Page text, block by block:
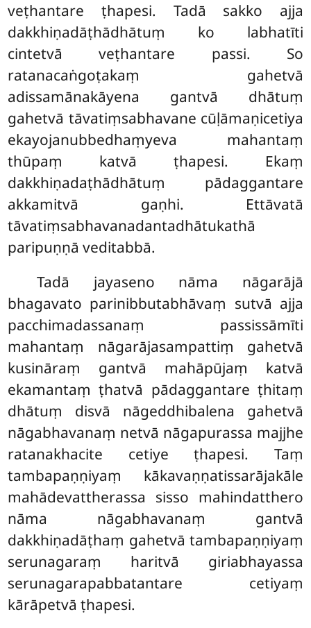
veṭhantare ṭhapesi. Tadā sakko ajja
dakkhiṇadāṭhādhātuṃ ko labhatīti
cintetvā veṭhantare passi. So
ratanacaṅgoṭakaṃ gahetvā
adissamānakāyena gantvā dhātuṃ
gahetvā tāvatiṃsabhavane cūḷāmaṇicetiya
ekayojanubbedhaṃyeva mahantaṃ
thūpaṃ katvā ṭhapesi. Ekaṃ
dakkhiṇadaṭhādhātuṃ pādaggantare
akkamitvā gaṇhi. Ettāvatā
tāvatiṃsabhavanadantadhātukathā
paripuṇṇā veditabbā.
Tadā jayaseno nāma nāgarājā
bhagavato parinibbutabhāvaṃ sutvā ajja
pacchimadassanaṃ passissāmīti
mahantaṃ nāgarājasampattiṃ gahetvā
kusināraṃ gantvā mahāpūjaṃ katvā
ekamantaṃ ṭhatvā pādaggantare ṭhitaṃ
dhātuṃ disvā nāgeddhibalena gahetvā
nāgabhavanaṃ netvā nāgapurassa majjhe
ratanakhacite cetiye ṭhapesi. Taṃ
tambapaṇṇiyaṃ kākavaṇṇatissarājakāle
mahādevattherassa sisso mahindatthero
nāma nāgabhavanaṃ gantvā
dakkhiṇadāṭhaṃ gahetvā tambapaṇṇiyaṃ
serunagaraṃ haritvā giriabhayassa
serunagarapabbatantare cetiyaṃ
kārāpetvā ṭhapesi.